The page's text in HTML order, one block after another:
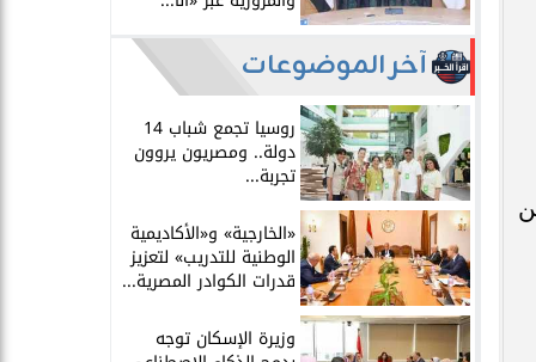
آخر الموضوعات
روسيا تجمع شباب 14
دولة.. ومصريون يروون
تجربة...
​«الخارجية» و«الأكاديمية
الوطنية للتدريب» لتعزيز
قدرات الكوادر المصرية...
​وزيرة الإسكان توجه